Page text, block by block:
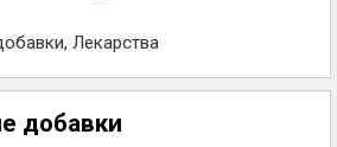
Лекарства
добавки